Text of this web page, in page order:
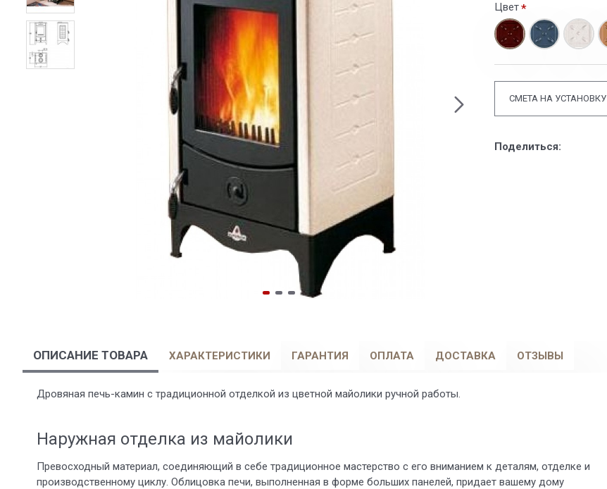
Цвет
СМЕТА НА УСТАНОВКУ
Поделиться:
ОПИСАНИЕ ТОВАРА ХАРАКТЕРИСТИКИ ГАРАНТИЯ ОПЛАТА ДОСТАВКА ОТЗЫВЫ
Дровяная печь-камин с традиционной отделкой из цветной майолики ручной работы.
Наружная отделка из майолики
Превосходный материал, соединяющий в себе традиционное мастерство с его вниманием к деталям, отделке и
производственному циклу. Облицовка печи, выполненная в форме больших панелей, придает вашему дому